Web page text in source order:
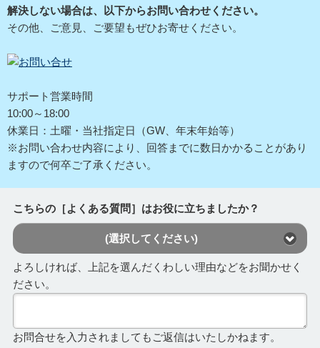
解決しない場合は、以下からお問い合わせください。
その他、ご意見、ご要望もぜひお寄せください。
サポート営業時間
10:00～18:00
休業日：土曜・当社指定日（GW、年末年始等）
※お問い合わせ内容により、回答までに数日かかることがあり
ますので何卒ご了承ください。
こちらの［よくある質問］はお役に立ちましたか？
(選択してください)
よろしければ、上記を選んだくわしい理由などをお聞かせく
ださい。
お問合せを入力されましてもご返信はいたしかねます。